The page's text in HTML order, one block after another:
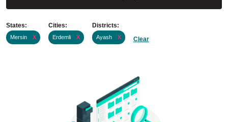
States:
Mersin X
Cities:
Erdemli X
Districts:
Ayash X Clear